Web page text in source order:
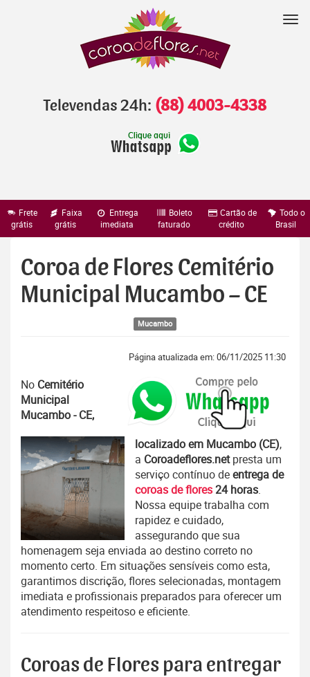
Televendas 24h: (88) 4003-4338
Frete
grátis
Faixa
grátis
Entrega
imediata
Boleto
faturado
Cartão de
crédito
Todo o
Brasil
Coroa de Flores Cemitério
Municipal Mucambo – CE
Mucambo
Página atualizada em: 06/11/2025 11:30
No Cemitério
Municipal
Mucambo - CE,
localizado em Mucambo (CE),
a Coroadeflores.netpresta um
serviço contínuo deentrega de
coroas de flores24 horas.
Nossa equipe trabalha com
rapidez e cuidado,
assegurando que sua
homenagem seja enviada ao destino correto no
momento certo. Em situações sensíveis como esta,
garantimos discrição, flores selecionadas, montagem
imediata e profissionais preparados para oferecer um
atendimento respeitoso e eficiente.
Coroas de Flores para entregar